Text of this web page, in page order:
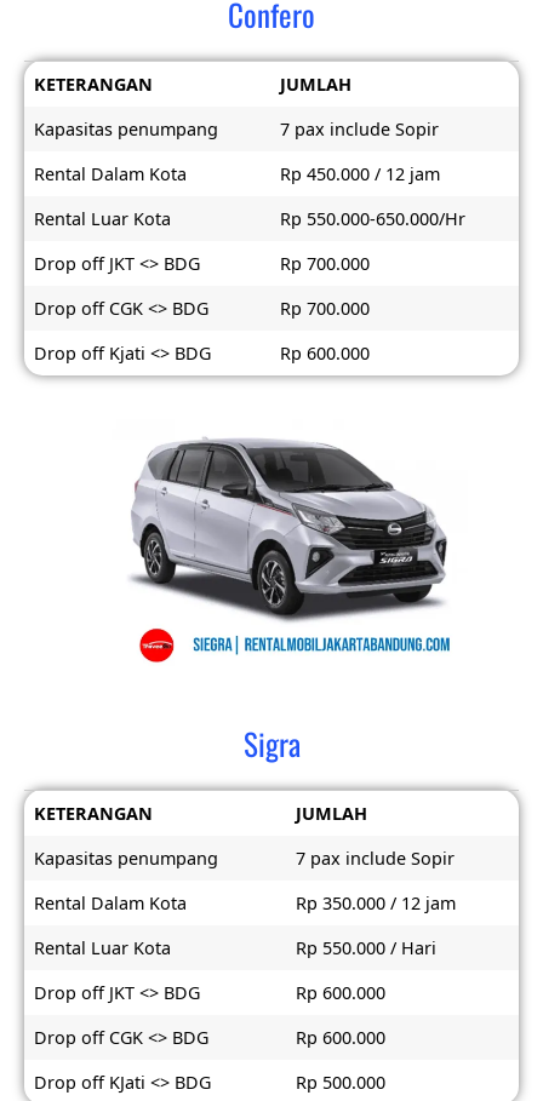
Confero
KETERANGAN
JUMLAH
Kapasitas penumpang
7 pax include Sopir
Rental Dalam Kota
Rp 450.000 / 12 jam
Rental Luar Kota
Rp 550.000-650.000/Hr
Drop off JKT <> BDG
Rp 700.000
Drop off CGK <> BDG
Rp 700.000
Drop off Kjati <> BDG
Rp 600.000
Sigra
KETERANGAN
JUMLAH
Kapasitas penumpang
7 pax include Sopir
Rental Dalam Kota
Rp 350.000 / 12 jam
Rental Luar Kota
Rp 550.000 / Hari
Drop off JKT <> BDG
Rp 600.000
Drop off CGK <> BDG
Rp 600.000
Drop off KJati <> BDG
Rp 500.000